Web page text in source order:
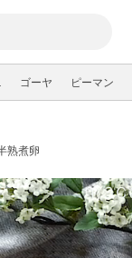
ゴーヤ ピーマン
熟煮卵